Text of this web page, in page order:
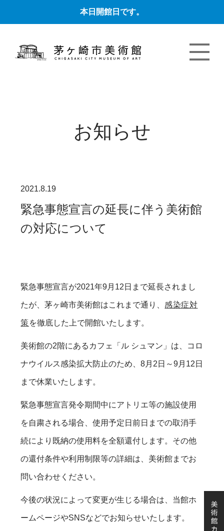
本日開館日です。
お知らせ
2021.8.19
緊急事態宣言の延長に伴う美術館
の対応について
緊急事態宣言が2021年9月12日まで延長されまし
たが、茅ヶ崎市美術館はこれまで通り、感染症対
策を徹底した上で開館いたします。
美術館の2階にあるカフェ「ル シュマン」は、コロ
ナウイルス感染拡大防止のため、8月2日～9月12日
まで休業いたします。
緊急事態宣言発令期間中にアトリエ等の施設使用
を自粛される場合、使用予定日前日までの取消手
続により既納の使用料を全額還付します。その他
の還付条件や利用制限等の詳細は、美術館までお
問い合わせください。
今後の状況によって変更が生じる場合は、当館ホ
ームページやSNSなどでお知らせいたします。